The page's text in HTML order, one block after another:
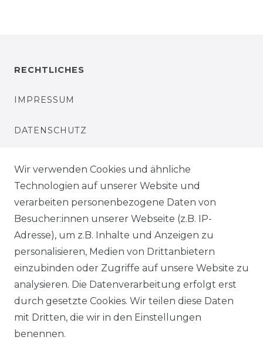
RECHTLICHES
IMPRESSUM
DATENSCHUTZ
AGB
SHOP
VERSANDKOSTENINFORMATION
B2B
WUNSCHLISTE
Wir verwenden Cookies und ähnliche
Technologien auf unserer Website und
verarbeiten personenbezogene Daten von
Besucher:innen unserer Webseite (z.B. IP-
Adresse), um z.B. Inhalte und Anzeigen zu
personalisieren, Medien von Drittanbietern
einzubinden oder Zugriffe auf unsere Website zu
analysieren. Die Datenverarbeitung erfolgt erst
durch gesetzte Cookies. Wir teilen diese Daten
mit Dritten, die wir in den Einstellungen
benennen.